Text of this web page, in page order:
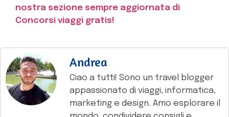
nostra sezione sempre aggiornata di
Concorsi viaggi gratis!
Andrea
Ciao a tutti! Sono un travel blogger
appassionato di viaggi, informatica,
marketing e design. Amo esplorare il